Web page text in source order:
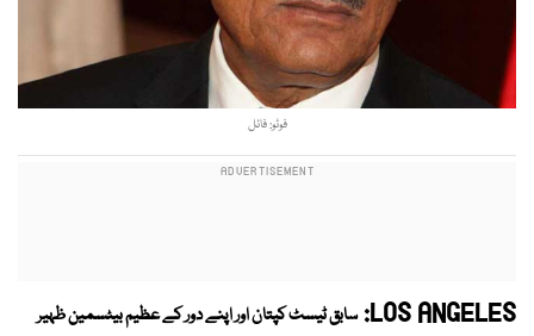
فوٹو: فائل
LOS ANGELES: سابق ٹیسٹ کپتان اور اپنے دور کے عظیم بیٹسمین ظہیر